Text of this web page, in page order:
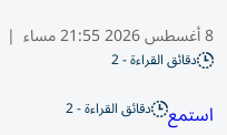
8 أغسطس 2026 21:55 مساء |
دقائق القراءة - 2
استمع دقائق القراءة - 2